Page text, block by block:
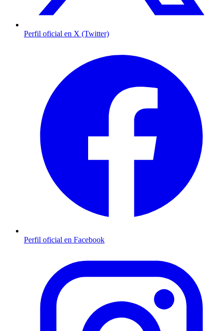
Perfil oficial en X (Twitter)
Perfil oficial en Facebook